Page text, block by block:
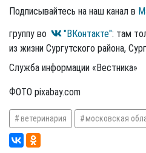
Подписывайтесь на наш канал в
группу во
"ВКонтакте": там
из жизни Сургутского района,
Служба информации «Вестника»
ФОТО pixabay.com
ветеринария московская